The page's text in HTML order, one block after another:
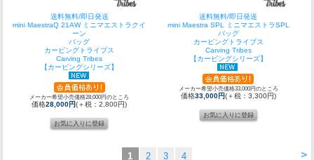
送料無料/即日発送
mini MaestraQ 21AW ミニマエストラクイ
ーン
バッグ
カービングトライブス
Carving Tribes
【カービングシリーズ】
メーカー希望小売価格28,000円のところ
価格28,000円(＋税：2,800円)
送料無料/即日発送
mini Maestra SPL ミニマエストラSPL
バッグ
カービングトライブス
Carving Tribes
【カービングシリーズ】
メーカー希望小売価格33,000円のところ
価格33,000円(＋税：3,300円)
>
1 2 3 4